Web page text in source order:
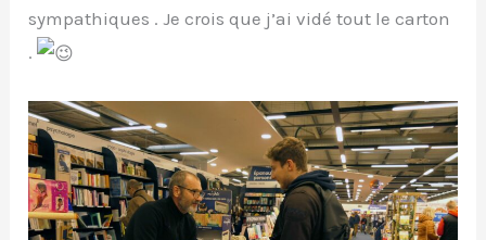
sympathiques . Je crois que j’ai vidé tout le carton
.